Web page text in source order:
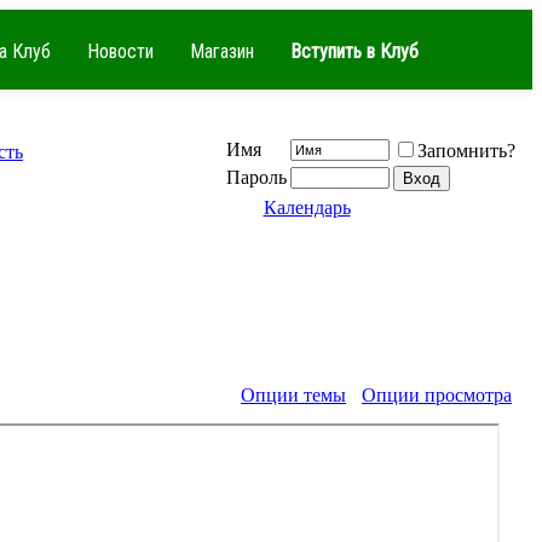
Клуб Новости Магазин Вступить в Клуб
Имя
Запомнить?
Пароль
Календарь
Опции темы Опции просмотра